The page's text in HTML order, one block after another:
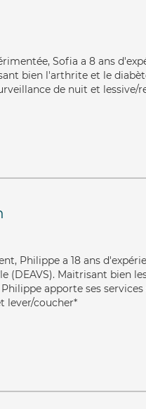
Sofia a 8 ans
bien l'arthrite et le
de nuit et lessive/
Philippe a 18 ans
(DEAVS). Maitrisant bien
apporte ses
lever/coucher*